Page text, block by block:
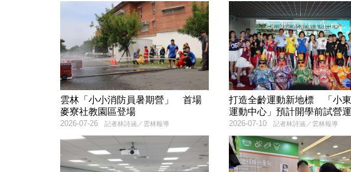
雲林「小小消防員暑期營」 首場
麥寮社教園區登場
記者林詩涵／雲林報導
2026-07-26
打造全齡運動新地標 「小
運動中心」預計開學前試營運
記者林詩涵／雲林報導
2026-07-10